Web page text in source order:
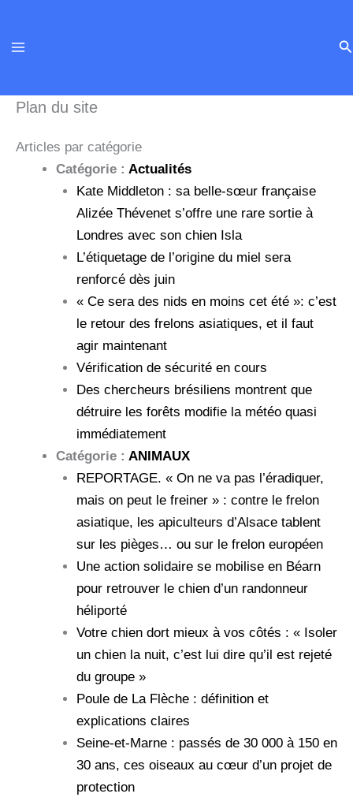
contenu
Plan du site
Articles par catégorie
Catégorie : Actualités
Kate Middleton : sa belle-sœur française
Alizée Thévenet s’offre une rare sortie à
Londres avec son chien Isla
L’étiquetage de l’origine du miel sera
renforcé dès juin
« Ce sera des nids en moins cet été »: c’est
le retour des frelons asiatiques, et il faut
agir maintenant
Vérification de sécurité en cours
Des chercheurs brésiliens montrent que
détruire les forêts modifie la météo quasi
immédiatement
Catégorie : ANIMAUX
REPORTAGE. « On ne va pas l’éradiquer,
mais on peut le freiner » : contre le frelon
asiatique, les apiculteurs d’Alsace tablent
sur les pièges… ou sur le frelon européen
Une action solidaire se mobilise en Béarn
pour retrouver le chien d’un randonneur
héliporté
Votre chien dort mieux à vos côtés : « Isoler
un chien la nuit, c’est lui dire qu’il est rejeté
du groupe »
Poule de La Flèche : définition et
explications claires
Seine-et-Marne : passés de 30 000 à 150 en
30 ans, ces oiseaux au cœur d’un projet de
protection